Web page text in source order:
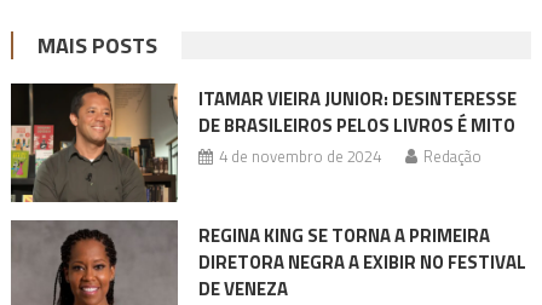
MAIS POSTS
ITAMAR VIEIRA JUNIOR: DESINTERESSE
DE BRASILEIROS PELOS LIVROS É MITO
4 de novembro de 2024 Redação
REGINA KING SE TORNA A PRIMEIRA
DIRETORA NEGRA A EXIBIR NO FESTIVAL
DE VENEZA